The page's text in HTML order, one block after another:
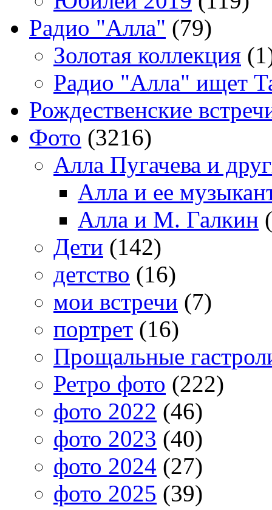
Радио "Алла" (79)
Золотая коллекция
Радио "Алла" ищет
Рождественские
Фото (3216)
Алла Пугачева и
Алла и ее
Алла и М. Галкин
Дети (142)
детство (16)
мои встречи (7)
портрет (16)
Прощальные
Ретро фото (222)
фото 2022 (46)
фото 2023 (40)
фото 2024 (27)
фото 2025 (39)